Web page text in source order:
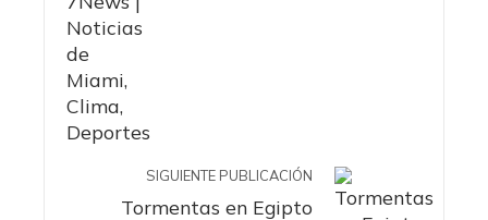
SIGUIENTE PUBLICACIÓN
Tormentas en Egipto